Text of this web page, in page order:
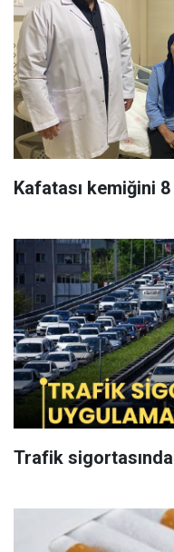
Kafatası kemiğini 8
Trafik